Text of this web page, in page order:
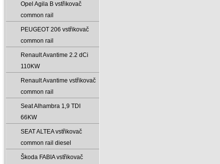
Opel Agila B vstřikovač
common rail
PEUGEOT 206 vstřikovač
common rail
Renault Avantime 2.2 dCi
110KW
Renault Avantime vstřikovač
common rail
Seat Alhambra 1‚9 TDI
66KW
SEAT ALTEA vstřikovač
common rail diesel
Škoda FABIA vstřikovač